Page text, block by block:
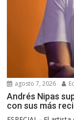
agosto 7, 2026
Andrés Nipas
con sus más